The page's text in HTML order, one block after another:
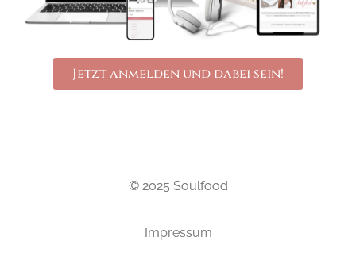
Jetzt anmelden und dabei sein!
© 2025 Soulfood
Impressum